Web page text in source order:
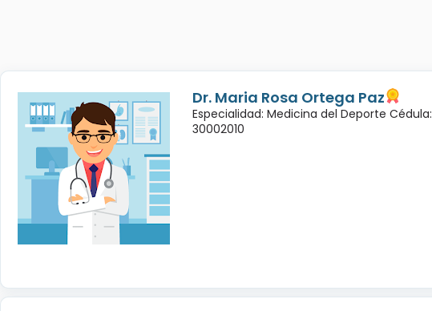
Dr. Maria Rosa Ortega Paz
Especialidad: Medicina del Deporte Cédula:
30002010